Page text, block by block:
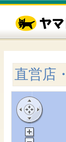
直営店